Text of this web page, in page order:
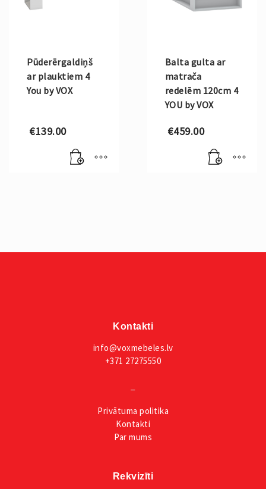
Pūderērgaldiņš
ar plauktiem 4
You by VOX
€139.00
Balta gulta ar
matrača
redelēm 120cm 4
YOU by VOX
€459.00
Kontakti
info@voxmebeles.lv
+371 27275550
Privātuma politika
Kontakti
Par mums
Rekvizīti